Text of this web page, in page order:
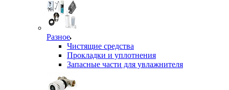
Разное
Чистящие средства
Прокладки и уплотнения
Запасные части для увлажнителя